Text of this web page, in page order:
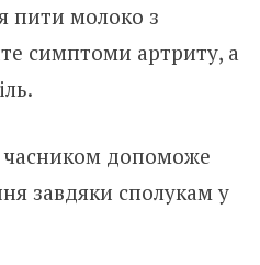
молоко з
симптоми артриту, а
допоможе
завдяки сполукам у